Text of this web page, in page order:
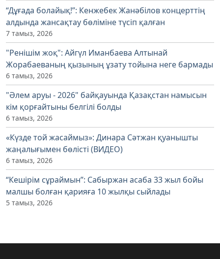
“Дұғада болайық!”: Кенжебек Жанәбілов концерттің
алдында жансақтау бөліміне түсіп қалған
7 тамыз, 2026
"Ренішім жоқ": Айгүл Иманбаева Алтынай
Жорабаеваның қызының ұзату тойына неге бармады
6 тамыз, 2026
"Әлем аруы - 2026" байқауында Қазақстан намысын
кім қорғайтыны белгілі болды
6 тамыз, 2026
«Күзде той жасаймыз»: Динара Сәтжан қуанышты
жаңалығымен бөлісті (ВИДЕО)
6 тамыз, 2026
“Кешірім сұраймын”: Сабыржан асаба 33 жыл бойы
малшы болған қарияға 10 жылқы сыйлады
5 тамыз, 2026